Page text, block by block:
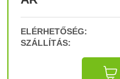
ELÉRHETŐSÉG:
SZÁLLÍTÁS: